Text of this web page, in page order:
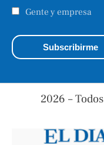
Gente y empresa
2026 –